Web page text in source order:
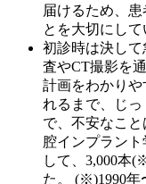
届けるため、
とを大切にして
初診時は決し
査やCT撮影を
計画をわかり
れるまで、じ
で、不安なこ
腔インプラン
して、3,000本
た。 (※)1990年